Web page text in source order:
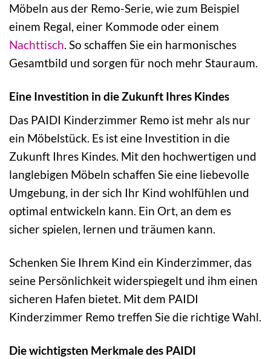
Möbeln aus der Remo-Serie, wie zum Beispiel
einem Regal, einer Kommode oder einem
Nachttisch. So schaffen Sie ein harmonisches
Gesamtbild und sorgen für noch mehr Stauraum.
Eine Investition in die Zukunft Ihres Kindes
Das PAIDI Kinderzimmer Remo ist mehr als nur
ein Möbelstück. Es ist eine Investition in die
Zukunft Ihres Kindes. Mit den hochwertigen und
langlebigen Möbeln schaffen Sie eine liebevolle
Umgebung, in der sich Ihr Kind wohlfühlen und
optimal entwickeln kann. Ein Ort, an dem es
sicher spielen, lernen und träumen kann.
Schenken Sie Ihrem Kind ein Kinderzimmer, das
seine Persönlichkeit widerspiegelt und ihm einen
sicheren Hafen bietet. Mit dem PAIDI
Kinderzimmer Remo treffen Sie die richtige Wahl.
Die wichtigsten Merkmale des PAIDI